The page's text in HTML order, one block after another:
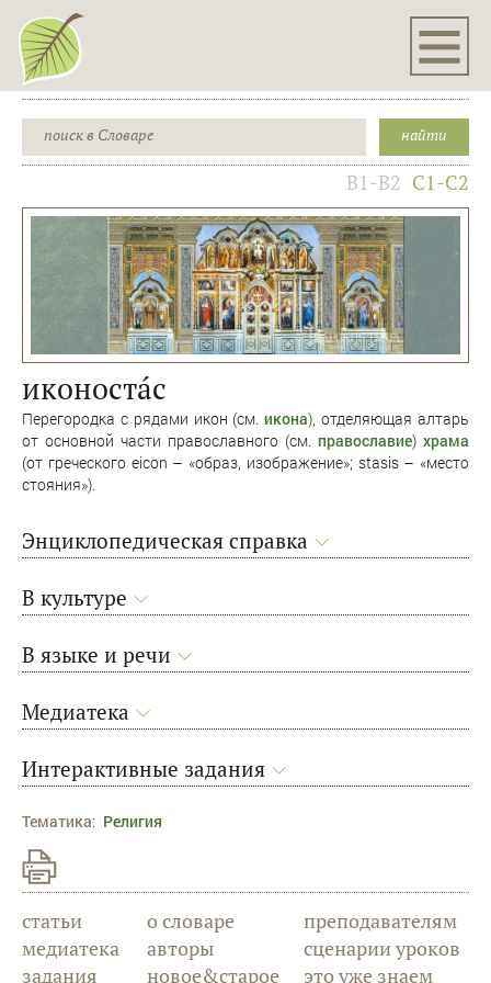
B1-B2 C1-C2
иконостáс
Перегородка с рядами икон (см.икона), отделяющая алтарь
от основной части православного (см. православие) храма
(от греческого eicon – «образ, изображение»; stasis – «место
стояния»).
Энциклопедическая справка
В культуре
В языке и речи
Медиатека
Интерактивные задания
Тематика: Религия
статьи
медиатека
задания
о словаре
авторы
новое&старое
преподавателям
сценарии уроков
это уже знаем